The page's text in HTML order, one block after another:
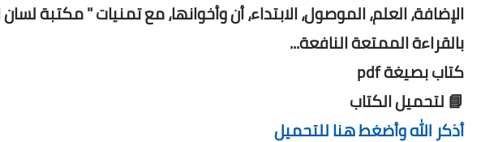
الإضافة، العلم، الموصول، الابتداء، أن وأخوانها، مع تمنيات " مكتبة
بالقراءة الممتعة النافعة...
كتاب بصيغة pdf
📘 لتحميل الكتاب
أذكر الله وأضغط هنا للتحميل